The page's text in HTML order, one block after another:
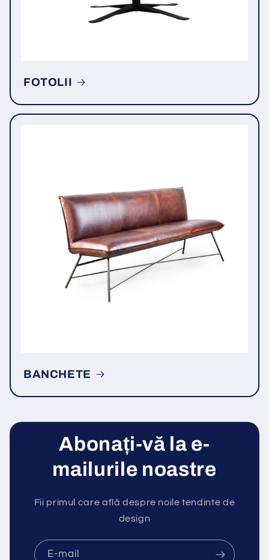
FOTOLII
BANCHETE
Abonați-vă la e-
mailurile noastre
Fii primul care află despre noile tendinte de
design
E-mail